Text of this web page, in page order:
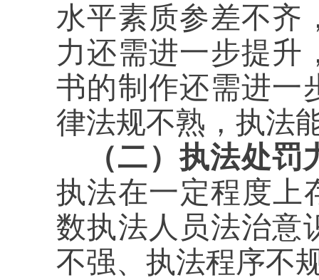
水平素质参差不齐
力还需进一步提升
书的制作还需进一
律法规不熟，执法
（二）执法处
执法在一定程度上
数执法人员法治意
不强、执法程序不